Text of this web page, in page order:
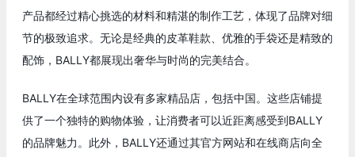
产品都经过精心挑选的材料和精湛的制作工艺，体现了品牌对细
节的极致追求。无论是经典的皮革鞋款、优雅的手袋还是精致的
配饰，BALLY都展现出奢华与时尚的完美结合。
BALLY在全球范围内设有多家精品店，包括中国。这些店铺提
供了一个独特的购物体验，让消费者可以近距离感受到BALLY
的品牌魅力。此外，BALLY还通过其官方网站和在线商店向全